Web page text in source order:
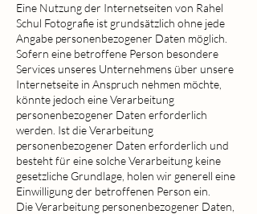
Eine Nutzung der Internetseiten von Rahel
Schul Fotografie ist grundsätzlich ohne jede
Angabe personenbezogener Daten möglich.
Sofern eine betroffene Person besondere
Services unseres Unternehmens über unsere
Internetseite in Anspruch nehmen möchte,
könnte jedoch eine Verarbeitung
personenbezogener Daten erforderlich
werden. Ist die Verarbeitung
personenbezogener Daten erforderlich und
besteht für eine solche Verarbeitung keine
gesetzliche Grundlage, holen wir generell eine
Einwilligung der betroffenen Person ein.
Die Verarbeitung personenbezogener Daten,